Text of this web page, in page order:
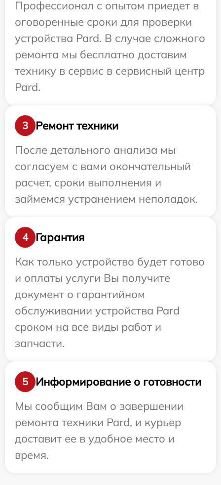
Профессионал с опытом приедет в
оговоренные сроки для проверки
устройства Pard. В случае сложного
ремонта мы бесплатно доставим
технику в сервис в сервисный центр
Pard.
3
Ремонт техники
После детального анализа мы
согласуем с вами окончательный
расчет, сроки выполнения и
займемся устранением неполадок.
4
Гарантия
Как только устройство будет готово
и оплаты услуги Вы получите
документ о гарантийном
обслуживании устройства Pard
сроком на все виды работ и
запчасти.
5
Информирование о готовности
Мы сообщим Вам о завершении
ремонта техники Pard, и курьер
доставит ее в удобное место и
время.